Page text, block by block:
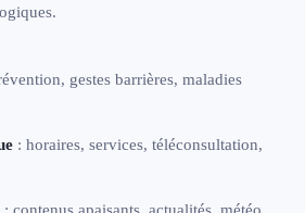
gestes barrières, maladies
: horaires, services, téléconsultation,
: contenus apaisants, actualités, météo